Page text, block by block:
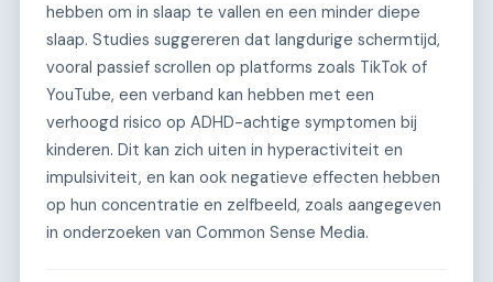
hebben om in slaap te vallen en een minder diepe
slaap. Studies suggereren dat langdurige schermtijd,
vooral passief scrollen op platforms zoals TikTok of
YouTube, een verband kan hebben met een
verhoogd risico op ADHD-achtige symptomen bij
kinderen. Dit kan zich uiten in hyperactiviteit en
impulsiviteit, en kan ook negatieve effecten hebben
op hun concentratie en zelfbeeld, zoals aangegeven
in onderzoeken van Common Sense Media.